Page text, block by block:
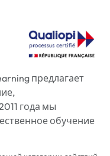
предлагает
года мы
обучение